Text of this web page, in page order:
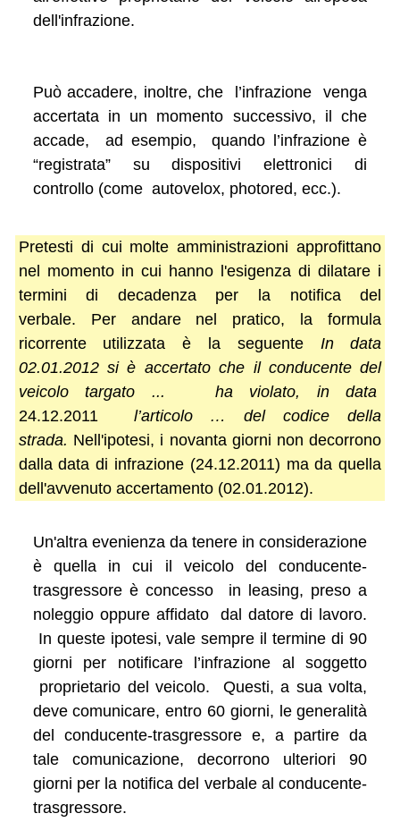
dell'infrazione.
Può accadere, inoltre, che l’infrazione venga
accertata in un momento successivo, il che
accade, ad esempio, quando l’infrazione è
“registrata” su dispositivi elettronici di
controllo (come autovelox, photored, ecc.).
Pretesti di cui molte amministrazioni approfittano
nel momento in cui hanno l'esigenza di dilatare i
termini di decadenza per la notifica del
verbale. Per andare nel pratico, la formula
ricorrente utilizzata è la seguente In data
02.01.2012 si è accertato che il conducente del
veicolo targato ...
ha violato, in data
24.12.2011
l’articolo … del codice della
strada. Nell'ipotesi, i novanta giorni non decorrono
dalla data di infrazione (24.12.2011) ma da quella
dell'avvenuto accertamento (02.01.2012).
Un'altra evenienza da tenere in considerazione
è quella in cui il veicolo del conducente-
trasgressore è concesso in leasing, preso a
noleggio oppure affidato dal datore di lavoro.
In queste ipotesi, vale sempre il termine di 90
giorni per notificare l’infrazione al soggetto
proprietario del veicolo. Questi, a sua volta,
deve comunicare, entro 60 giorni, le generalità
del conducente-trasgressore e, a partire da
tale comunicazione, decorrono ulteriori 90
giorni per la notifica del verbale al conducente-
trasgressore.